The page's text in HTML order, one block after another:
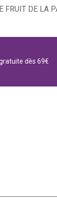
FRUIT DE LA
dès 69€